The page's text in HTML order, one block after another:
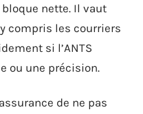
nette. Il vaut
compris les courriers
si l’ANTS
ou une précision.
de ne pas